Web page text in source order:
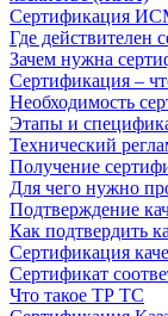
Сертификация
Где действителен
Зачем нужна
Сертификация –
Необходимость
Этапы и
Технический
Получение
Для чего нужно
Подтверждение
Как подтвердить
Сертификация
Сертификат
Что такое ТР ТС